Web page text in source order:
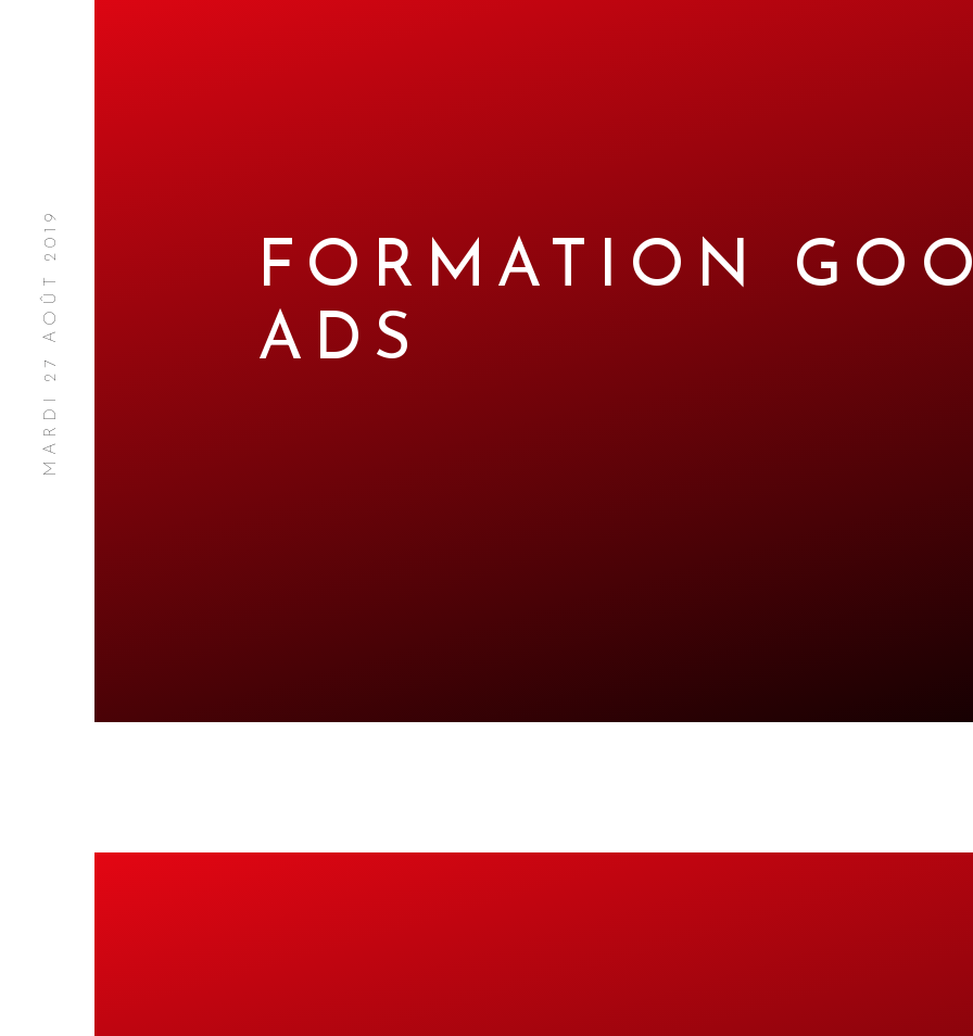
FORMATION
ADS
MARDI 27 AOÛT 2019